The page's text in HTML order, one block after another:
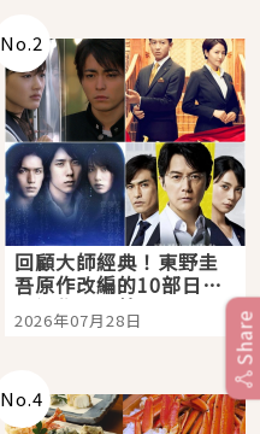
No.2
回顧大師經典！東野圭
吾原作改編的10部日本
影視作品推薦
2026年07月28日
No.4
Share